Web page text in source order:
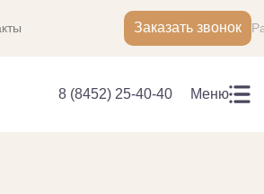
Заказать звонок
8 (8452) 25-40-40 Меню